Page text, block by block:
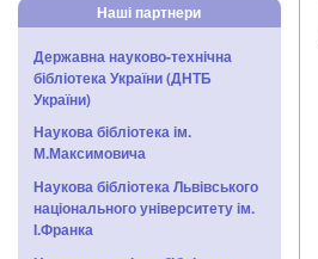
Наші партнери
Державна науково-технічна
бібліотека України (ДНТБ
України)
Наукова бібліотека ім.
М.Максимовича
Наукова бібліотека Львівського
національного університету ім.
І.Франка